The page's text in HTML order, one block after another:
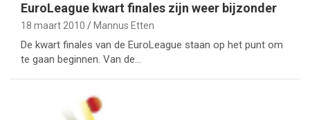
EuroLeague kwart finales zijn weer bijzonder
18 maart 2010 Mannus Etten
De kwart finales van de EuroLeague staan op het punt om
te gaan beginnen. Van de…